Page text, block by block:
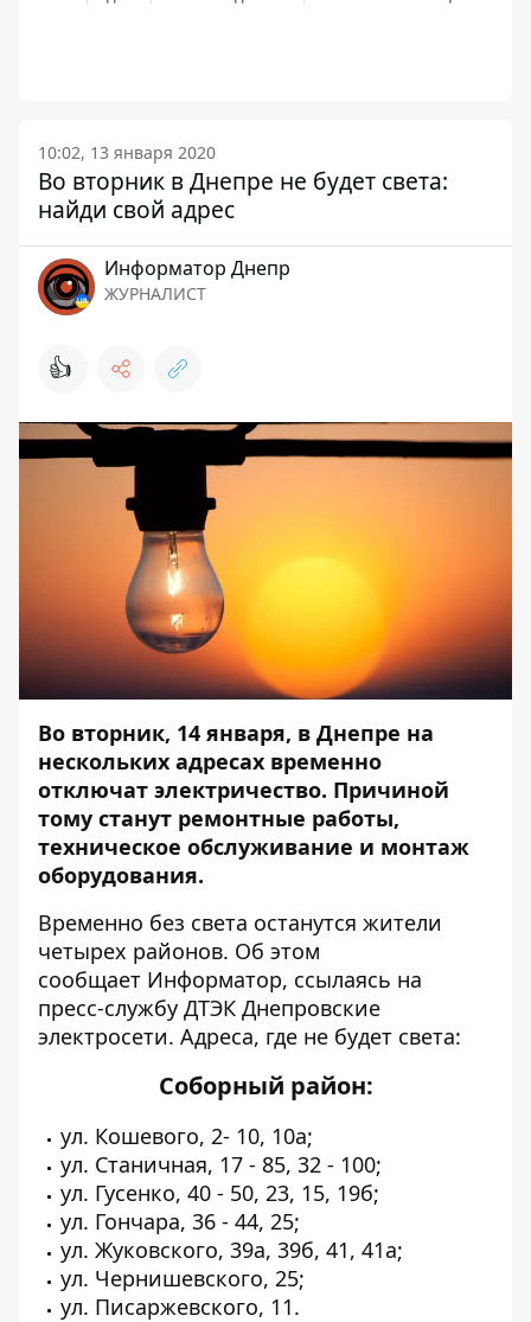
10:02, 13 января 2020
Во вторник в Днепре не будет света:
найди свой адрес
Информатор Днепр
ЖУРНАЛИСТ
👍
Во вторник, 14 января, в Днепре на
нескольких адресах временно
отключат электричество. Причиной
тому станут ремонтные работы,
техническое обслуживание и монтаж
оборудования.
Временно без света останутся жители
четырех районов. Об этом
сообщает Информатор, ссылаясь на
пресс-службу ДТЭК Днепровские
электросети. Адреса, где не будет света:
Соборный район:
ул. Кошевого, 2- 10, 10а;
ул. Станичная, 17 - 85, 32 - 100;
ул. Гусенко, 40 - 50, 23, 15, 19б;
ул. Гончара, 36 - 44, 25;
ул. Жуковского, 39а, 39б, 41, 41а;
ул. Чернишевского, 25;
ул. Писаржевского, 11.